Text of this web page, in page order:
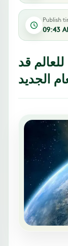
Publish
09:43
قد
الجديد